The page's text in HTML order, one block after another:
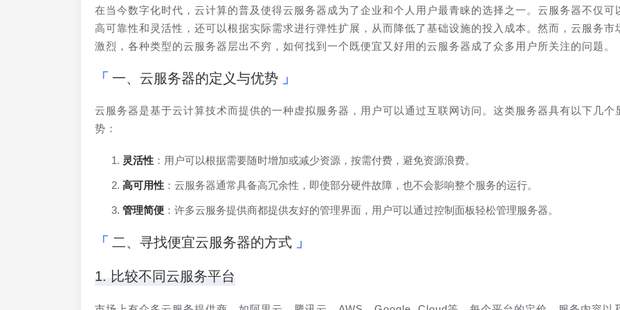
在当今数字化时代，云计算的普及使得云服务器成为了企业和个人用户最青睐的选择之一。云服务器不仅可
高可靠性和灵活性，还可以根据实际需求进行弹性扩展，从而降低了基础设施的投入成本。然而，云服务市
激烈，各种类型的云服务器层出不穷，如何找到一个既便宜又好用的云服务器成了众多用户所关注的问题。
一、云服务器的定义与优势
云服务器是基于云计算技术而提供的一种虚拟服务器，用户可以通过互联网访问。这类服务器具有以下几个
势：
灵活性 ：用户可以根据需要随时增加或减少资源，按需付费，避免资源浪费。
高可用性 ：云服务器通常具备高冗余性，即使部分硬件故障，也不会影响整个服务的运行。
管理简便 ：许多云服务提供商都提供友好的管理界面，用户可以通过控制面板轻松管理服务器。
二、寻找便宜云服务器的方式
1. 比较不同云服务平台